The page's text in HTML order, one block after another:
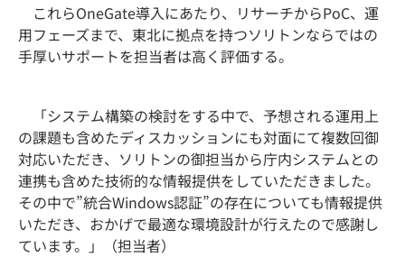
これらOneGate導入にあたり、リサーチからPoC、運
用フェーズまで、東北に拠点を持つソリトンならではの
手厚いサポートを担当者は高く評価する。
「システム構築の検討をする中で、予想される運用上
の課題も含めたディスカッションにも対面にて複数回御
対応いただき、ソリトンの御担当から庁内システムとの
連携も含めた技術的な情報提供をしていただきました。
その中で”統合Windows認証”の存在についても情報提供
いただき、おかげで最適な環境設計が行えたので感謝し
ています。」（担当者）